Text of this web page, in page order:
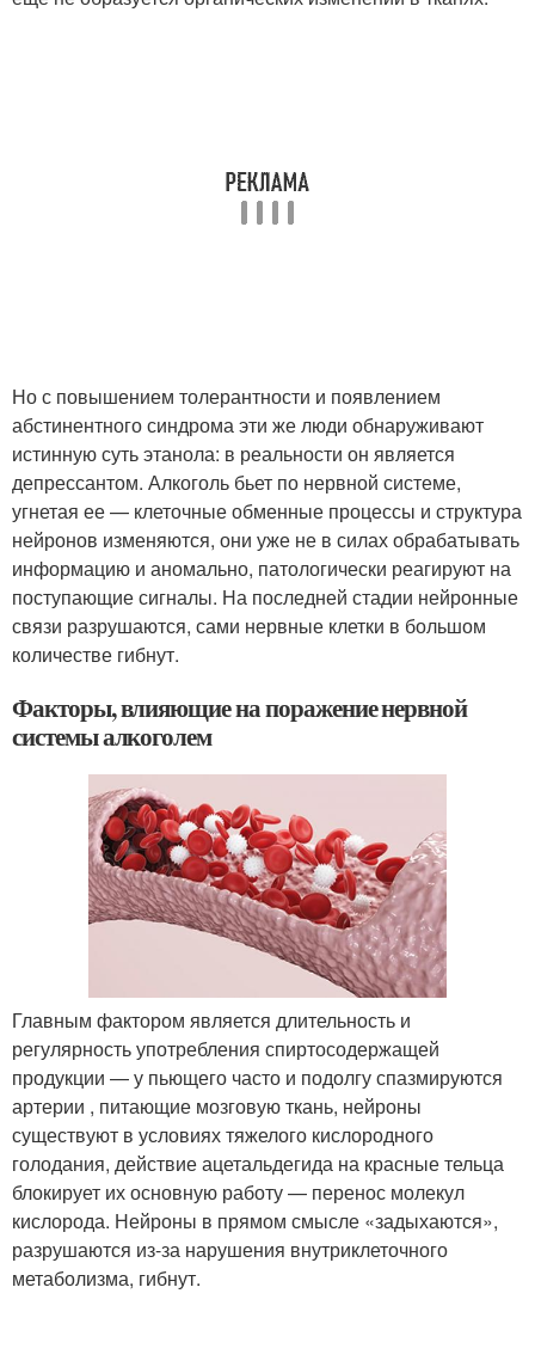
Но с повышением толерантности и появлением
абстинентного синдрома эти же люди обнаруживают
истинную суть этанола: в реальности он является
депрессантом. Алкоголь бьет по нервной системе,
угнетая ее — клеточные обменные процессы и структура
нейронов изменяются, они уже не в силах обрабатывать
информацию и аномально, патологически реагируют на
поступающие сигналы. На последней стадии нейронные
связи разрушаются, сами нервные клетки в большом
количестве гибнут.
Факторы, влияющие на поражение нервной
системы алкоголем
Главным фактором является длительность и
регулярность употребления спиртосодержащей
продукции — у пьющего часто и подолгу спазмируются
артерии , питающие мозговую ткань, нейроны
существуют в условиях тяжелого кислородного
голодания, действие ацетальдегида на красные тельца
блокирует их основную работу — перенос молекул
кислорода. Нейроны в прямом смысле «задыхаются»,
разрушаются из-за нарушения внутриклеточного
метаболизма, гибнут.